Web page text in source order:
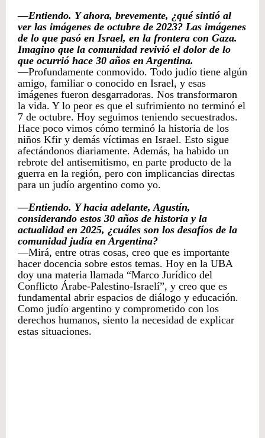
—Entiendo. Y ahora, brevemente, ¿qué sintió al
ver las imágenes de octubre de 2023? Las imágenes
de lo que pasó en Israel, en la frontera con Gaza.
Imagino que la comunidad revivió el dolor de lo
que ocurrió hace 30 años en Argentina.
—Profundamente conmovido. Todo judío tiene algún
amigo, familiar o conocido en Israel, y esas
imágenes fueron desgarradoras. Nos transformaron
la vida. Y lo peor es que el sufrimiento no terminó el
7 de octubre. Hoy seguimos teniendo secuestrados.
Hace poco vimos cómo terminó la historia de los
niños Kfir y demás víctimas en Israel. Esto sigue
afectándonos diariamente. Además, ha habido un
rebrote del antisemitismo, en parte producto de la
guerra en la región, pero con implicancias directas
para un judío argentino como yo.
—Entiendo. Y hacia adelante, Agustín,
considerando estos 30 años de historia y la
actualidad en 2025, ¿cuáles son los desafíos de la
comunidad judía en Argentina?
—Mirá, entre otras cosas, creo que es importante
hacer docencia sobre estos temas. Hoy en la UBA
doy una materia llamada “Marco Jurídico del
Conflicto Árabe-Palestino-Israelí”, y creo que es
fundamental abrir espacios de diálogo y educación.
Como judío argentino y comprometido con los
derechos humanos, siento la necesidad de explicar
estas situaciones.